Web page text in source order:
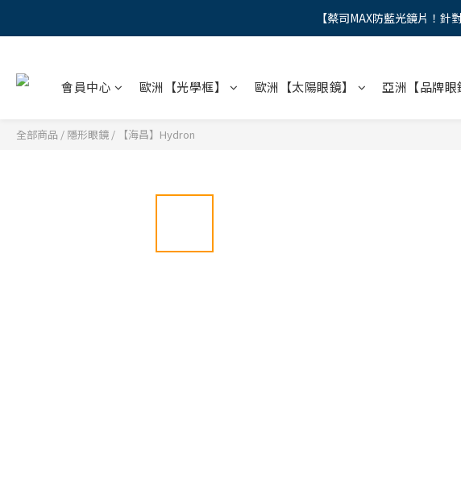
"馬年新章續寫，視界
【蔡司MAX防藍光鏡片！
會員中心 歐洲【光學框】 歐洲【太陽眼鏡】 亞洲【品牌眼
全部商品 / 隱形眼鏡 / 【海昌】Hydron